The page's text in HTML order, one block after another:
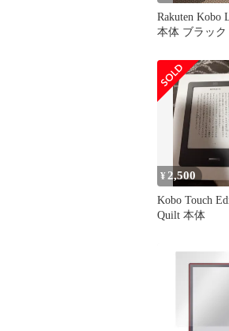
Rakuten Kobo
本体 ブラック
¥2,500
Kobo Touch
Quilt 本体